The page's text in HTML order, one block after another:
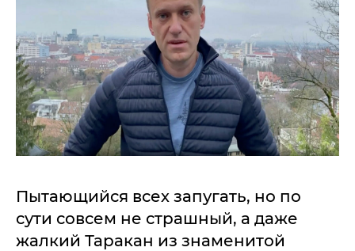
Пытающийся всех запугать, но по
сути совсем не страшный, а даже
жалкий Таракан из знаменитой